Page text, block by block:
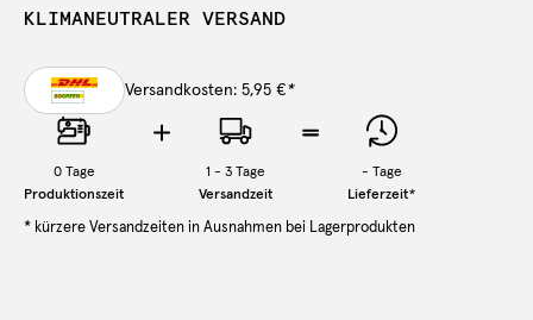
KLIMANEUTRALER VERSAND
Versandkosten: 5,95 €*
0Tage
Produktionszeit
1 - 3 Tage
Versandzeit
- Tage
Lieferzeit*
* kürzere Versandzeiten in Ausnahmen bei Lagerprodukten